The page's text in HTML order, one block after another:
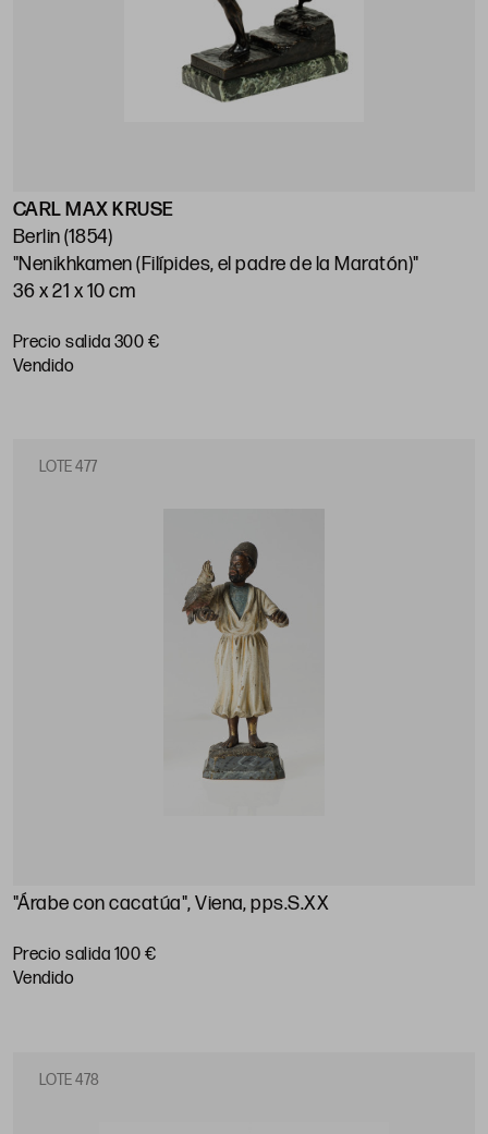
CARL MAX KRUSE
Berlin (1854)
"Nenikhkamen (Filípides, el padre de la Maratón)"
36 x 21 x 10 cm
Precio salida 300 €
vendido
LOTE 477
"Árabe con cacatúa", Viena, pps.S.XX
Precio salida 100 €
vendido
LOTE 478